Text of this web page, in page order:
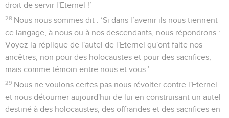
droit de servir l'Eternel !’
28 Nous nous sommes dit : ‘Si dans l’avenir ils nous tiennent
ce langage, à nous ou à nos descendants, nous répondrons :
Voyez la réplique de l'autel de l'Eternel qu'ont faite nos
ancêtres, non pour des holocaustes et pour des sacrifices,
mais comme témoin entre nous et vous.’
29 Nous ne voulons certes pas nous révolter contre l'Eternel
et nous détourner aujourd'hui de lui en construisant un autel
destiné à des holocaustes, des offrandes et des sacrifices en